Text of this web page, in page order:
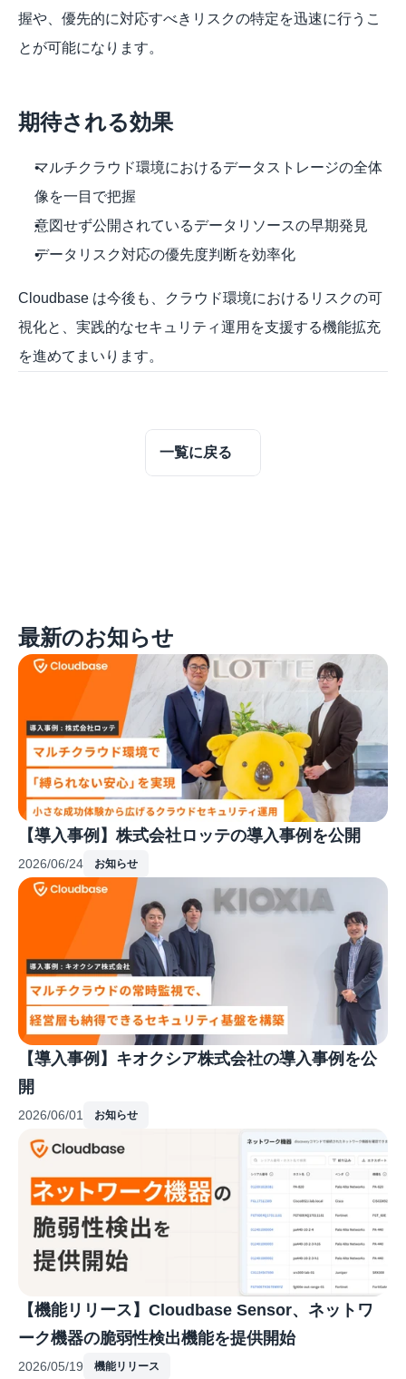
握や、優先的に対応すべきリスクの特定を迅速に行うこ
とが可能になります。
期待される効果
マルチクラウド環境におけるデータストレージの全体
像を一目で把握
意図せず公開されているデータリソースの早期発見
データリスク対応の優先度判断を効率化
Cloudbase は今後も、クラウド環境におけるリスクの可
視化と、実践的なセキュリティ運用を支援する機能拡充
を進めてまいります。
一覧に戻る
最新のお知らせ
【導入事例】株式会社ロッテの導入事例を公開
2026/06/24 お知らせ
【導入事例】キオクシア株式会社の導入事例を公
開
2026/06/01 お知らせ
【機能リリース】Cloudbase Sensor、ネットワ
ーク機器の脆弱性検出機能を提供開始
2026/05/19 機能リリース